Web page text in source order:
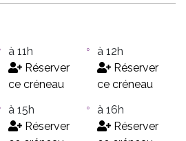
à 11h
Réserver
ce créneau
à 12h
Réserver
ce créneau
à 15h
Réserver
à 16h
Réserver